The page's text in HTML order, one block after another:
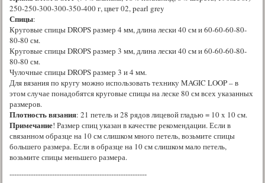
250-250-300-300-350-400 г, цвет 02, pearl grey
Спицы:
Круговые спицы DROPS размер 4 мм, длина лески 40 см и 60-60-60-80-
80-80 см.
Круговые спицы DROPS размер 3 мм, длина лески 40 см и 60-60-60-80-
80-80 см.
Чулочные спицы DROPS размер 3 и 4 мм.
Для вязания по кругу можно использовать технику MAGIC LOOP – в
этом случае понадобятся круговые спицы на леске 80 см всех указанных
размеров.
Плотность вязания: 21 петель и 28 рядов лицевой гладью = 10 x 10 см.
Примечание! Размер спиц указан в качестве рекомендации. Если в
связанном образце на 10 см слишком много петель, возьмите спицы
большего размера. Если в образце на 10 см слишком мало петель,
возьмите спицы меньшего размера.
----------------------------------------------------------